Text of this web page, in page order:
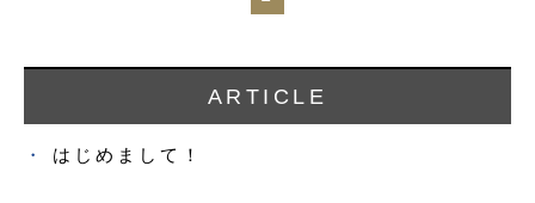
ARTICLE
はじめまして！